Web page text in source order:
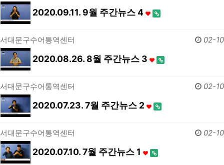
2020.09.11. 9월 주간뉴스 4
서대문구수어통역센터 02-10
2020.08.26. 8월 주간뉴스 3
서대문구수어통역센터 02-10
2020.07.23. 7월 주간뉴스 2
서대문구수어통역센터 02-10
2020.07.10. 7월 주간뉴스 1